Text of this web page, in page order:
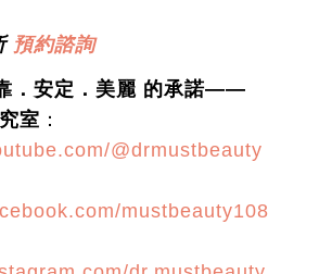
預約諮詢
．安定．美麗 的承諾——
室 ：
@drmustbeauty
mustbeauty108